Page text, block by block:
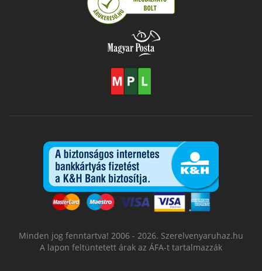
Minden jog fenntartva! 2006 - 2026. Szerelvenyaruhaz.hu
A lapon feltüntetett árak az ÁFA-t tartalmazzák